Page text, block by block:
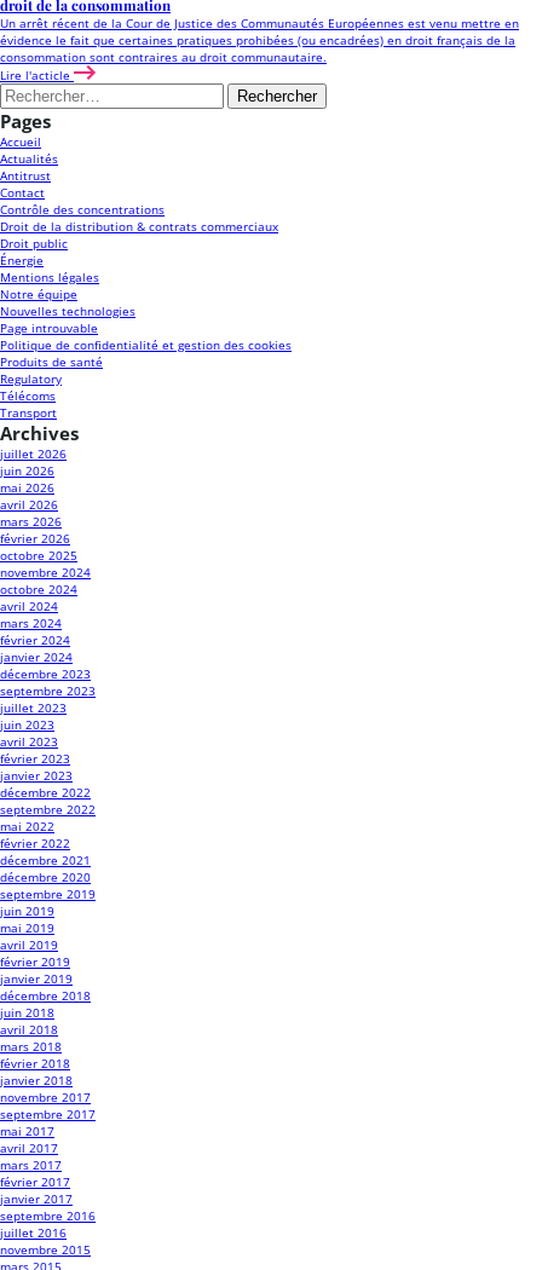
droit de la consommation
Un arrêt récent de la Cour de Justice des Communautés Européennes est venu mettre en
évidence le fait que certaines pratiques prohibées (ou encadrées) en droit français de la
consommation sont contraires au droit communautaire.
Lire l'acticle
Rechercher :
Pages
Accueil
Actualités
Antitrust
Contact
Contrôle des concentrations
Droit de la distribution & contrats commerciaux
Droit public
Énergie
Mentions légales
Notre équipe
Nouvelles technologies
Page introuvable
Politique de confidentialité et gestion des cookies
Produits de santé
Regulatory
Télécoms
Transport
Archives
juillet 2026
juin 2026
mai 2026
avril 2026
mars 2026
février 2026
octobre 2025
novembre 2024
octobre 2024
avril 2024
mars 2024
février 2024
janvier 2024
décembre 2023
septembre 2023
juillet 2023
juin 2023
avril 2023
février 2023
janvier 2023
décembre 2022
septembre 2022
mai 2022
février 2022
décembre 2021
décembre 2020
septembre 2019
juin 2019
mai 2019
avril 2019
février 2019
janvier 2019
décembre 2018
juin 2018
avril 2018
mars 2018
février 2018
janvier 2018
novembre 2017
septembre 2017
mai 2017
avril 2017
mars 2017
février 2017
janvier 2017
septembre 2016
juillet 2016
novembre 2015
mars 2015